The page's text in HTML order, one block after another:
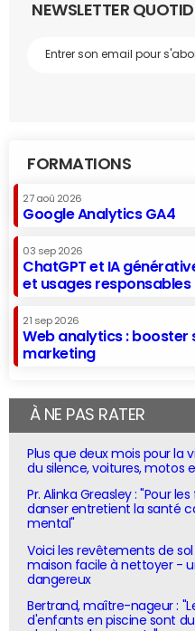
NEWSLETTER
FORMATIONS
27 aoû 2026
Google Analytics GA4
03 sep 2026
ChatGPT et IA
et usages responsables
21 sep 2026
Web analytics : booster
marketing
À NE PAS RATER
Plus que deux mois pour la
du silence, voitures, motos
Pr. Alinka Greasley : "Pour
danser entretient la santé
mental"
Voici les revêtements de
maison facile à nettoyer -
dangereux
Bertrand, maître-nageur :
d'enfants en piscine sont